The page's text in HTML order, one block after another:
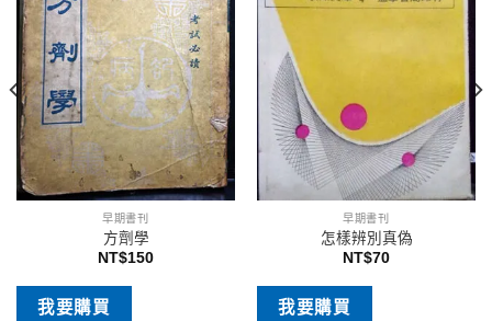
早期書刊
方劑學
NT$150
我要購買
早期書刊
怎樣辨別真偽
NT$70
我要購買